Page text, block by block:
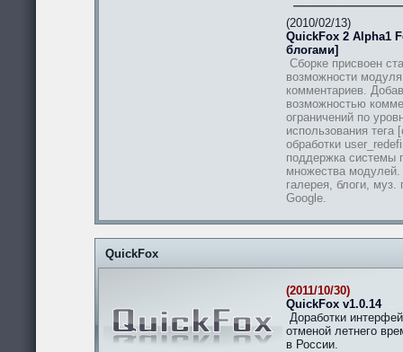
(2010/02/13)
QuickFox 2 Alpha1
блогами]
Сборке присвоен
возможности
комментариев.
возможностью
ограничений по
использования тега
обработки
поддержка системы
множества
галерея, блоги, муз.
Google.
QuickFox
(2011/10/30)
QuickFox v1.0.14
Доработки
отменой летнего
в России.